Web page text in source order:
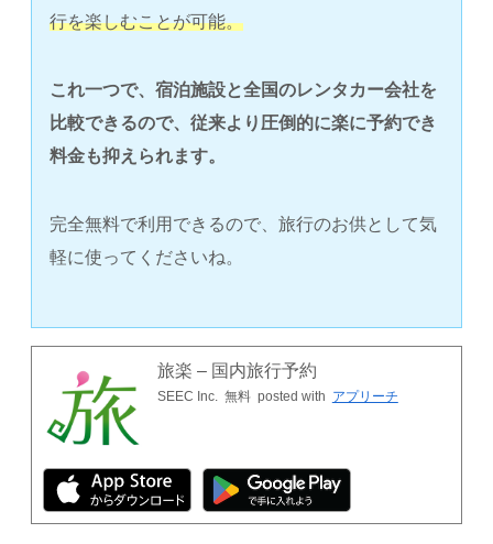
行を楽しむことが可能。
これ一つで、宿泊施設と全国のレンタカー会社を
比較できるので、従来より圧倒的に楽に予約でき
料金も抑えられます。
完全無料で利用できるので、旅行のお供として気
軽に使ってくださいね。
旅楽 – 国内旅行予約
SEEC Inc. 無料 posted with アプリーチ